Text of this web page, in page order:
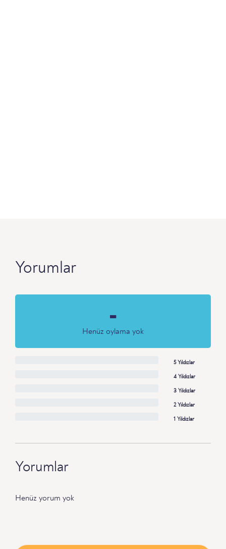
Yorumlar
-
Henüz oylama yok
5 Yıldızlar
4 Yıldızlar
3 Yıldızlar
2 Yıldızlar
1 Yıldızlar
Yorumlar
Henüz yorum yok